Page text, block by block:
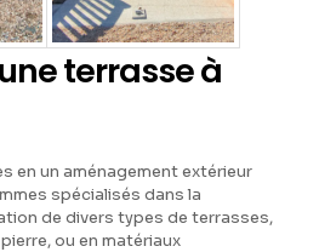
terrasse à
en un aménagement extérieur
spécialisés dans la
de divers types de terrasses,
ou en matériaux